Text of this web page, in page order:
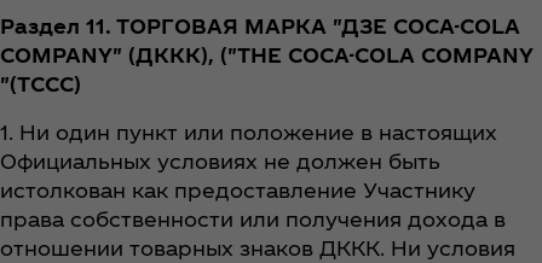
Раздел 11. ТОРГОВАЯ МАРКА "ДЗЕ COCA-COLA
COMPANY" (ДККК), ("THE COCA-COLA COMPANY
"(TCCC)
1. Ни один пункт или положение в настоящих
Официальных условиях не должен быть
истолкован как предоставление Участнику
права собственности или получения дохода в
отношении товарных знаков ДККК. Ни условия